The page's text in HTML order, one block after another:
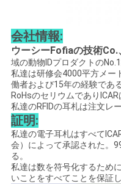
PRIVACY
POLICY
会社情報:
ウーシーFofiaの技術Co.
域の動物IDプロダクトの
私達は研修会4000平方メー
働者および15年の経験であ
RoHsのセリウムでありICAR
私達のRFIDの耳札は注文レ
証明:
私達の電子耳札はすべて
会）によって承認された。
る。
私達は数を符号化するため
いことをすべてことを保証